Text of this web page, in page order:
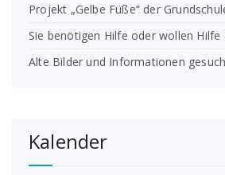
Projekt „Gelbe Füße“ der
Sie benötigen Hilfe oder wollen Hilfe
Alte Bilder und Informationen
Kalender